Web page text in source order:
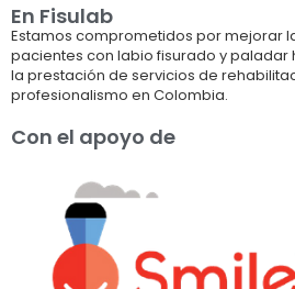
En Fisulab
Estamos comprometidos por mejorar
pacientes con labio fisurado y paladar
la prestación de servicios de
profesionalismo en Colombia.
Con el apoyo de